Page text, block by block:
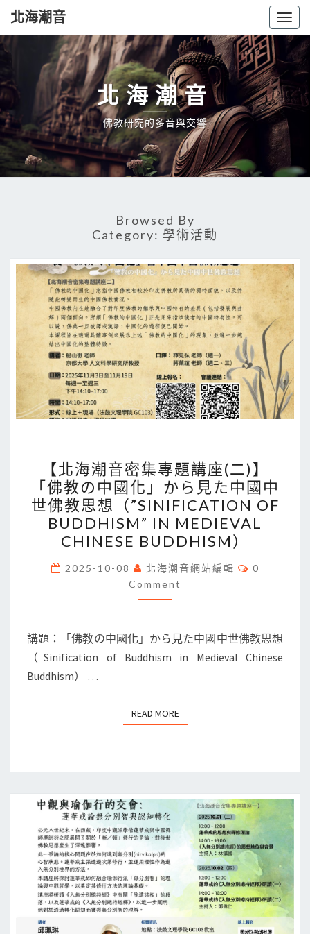
北海潮音
北海潮音
佛教研究的多音與交響
Browsed By
Category: 學術活動
海
潮
音
密
集
專
題
講
(二)】
「佛
中
か
ら
見
た
中
國
世
佛
【北海潮音密集專題講座(二)】
「佛教の中國化」から見た中國中
世佛教思想（”SINIFICATION OF
BUDDHISM” IN MEDIEVAL
CHINESE BUDDHISM）
2025-10-08 北海潮音網站編輯 Comments
0
Comment
講題：「佛教の中國化」から見た中國中世佛教思想
（Sinification of Buddhism in Medieval Chinese
Buddhism） …
READ MOREREAD MORE